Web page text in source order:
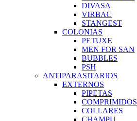
DIVASA
VIRBAC
STANGEST
COLONIAS
PETUXE
MEN FOR SAN
BUBBLES
PSH
ANTIPARASITARIOS
EXTERNOS
PIPETAS
COMPRIMIDOS
COLLARES
CHAMPU